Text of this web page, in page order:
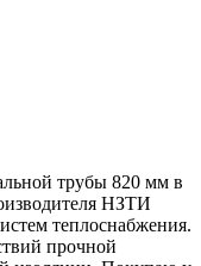
трубы 820 мм в
НЗТИ
теплоснабжения.
прочной